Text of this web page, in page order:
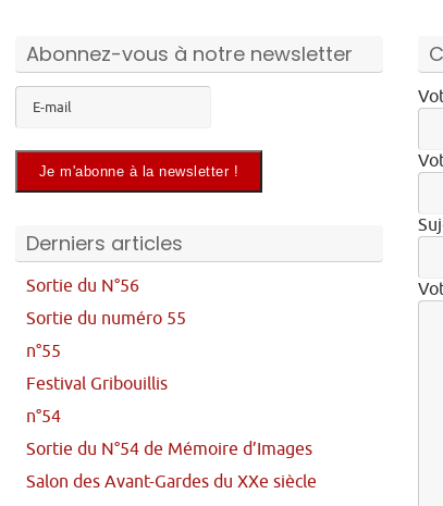
Abonnez-vous à notre newsletter
Derniers articles
Sortie du N°56
Sortie du numéro 55
n°55
Festival Gribouillis
n°54
Sortie du N°54 de Mémoire d’Images
Salon des Avant-Gardes du XXe siècle